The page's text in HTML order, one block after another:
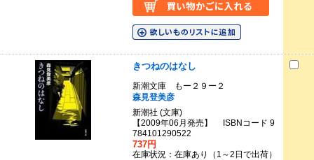
きつねのはなし
新潮文庫 もー２９ー２
森見登美彦
新潮社 (文庫)
【2009年06月発売】 ISBNコード 9
784101290522
737円
在庫状況：在庫あり（1～2日で出荷）